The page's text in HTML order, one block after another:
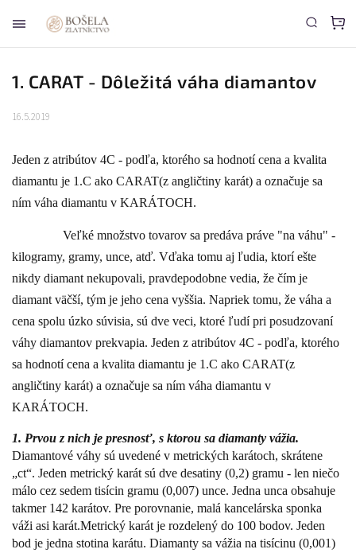
1. CARAT - Dôležitá váha diamantov
16.5.2019
Jeden z atribútov 4C - podľa, ktorého sa hodnotí cena a kvalita
diamantu je 1.C ako CARAT(z angličtiny karát) a označuje sa
ním váha diamantu v KARÁTOCH.
Veľké množstvo tovarov sa predáva práve "na váhu" -
kilogramy, gramy, unce, atď. Vďaka tomu aj ľudia, ktorí ešte
nikdy diamant nekupovali, pravdepodobne vedia, že čím je
diamant väčší, tým je jeho cena vyššia. Napriek tomu, že váha a
cena spolu úzko súvisia, sú dve veci, ktoré ľudí pri posudzovaní
váhy diamantov prekvapia. Jeden z atribútov 4C - podľa, ktorého
sa hodnotí cena a kvalita diamantu je 1.C ako CARAT(z
angličtiny karát) a označuje sa ním váha diamantu v
KARÁTOCH.
1. Prvou z nich je presnosť, s ktorou sa diamanty vážia.
Diamantové váhy sú uvedené v metrických karátoch, skrátene
„ct“. Jeden metrický karát sú dve desatiny (0,2) gramu - len niečo
málo cez sedem tisícin gramu (0,007) unce. Jedna unca obsahuje
takmer 142 karátov. Pre porovnanie, malá kancelárska sponka
váži asi karát.Metrický karát je rozdelený do 100 bodov. Jeden
bod je jedna stotina karátu. Diamanty sa vážia na tisícinu (0,001)